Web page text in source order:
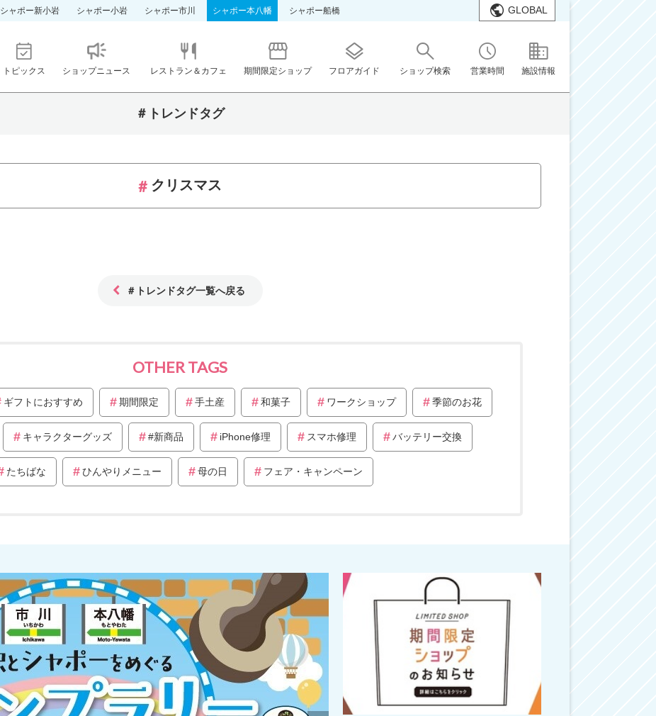
シャポー新小岩 シャポー小岩 シャポー市川 シャポー本八幡 シャポー船橋 GLOBAL
トピックス ショップニュース レストラン＆カフェ 期間限定ショップ フロアガイド ショップ検索 営業時間 施設情報
＃トレンドタグ
クリスマス
＃トレンドタグ一覧へ戻る
OTHER TAGS
ギフトにおすすめ 期間限定 手土産 和菓子 ワークショップ 季節のお花
キャラクターグッズ #新商品 iPhone修理 スマホ修理 バッテリー交換
たちばな ひんやりメニュー 母の日 フェア・キャンペーン